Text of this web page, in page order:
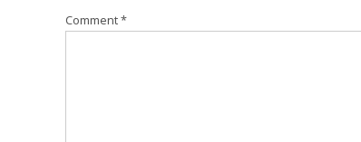
Comment*